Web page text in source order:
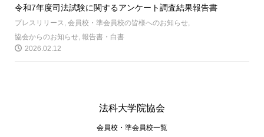
令和7年度司法試験に関するアンケート調査結果報告書
プレスリリース, 会員校・準会員校の皆様へのお知らせ,
協会からのお知らせ 報告書・白書
2026.02.12
法科大学院協会
会員校・準会員校一覧